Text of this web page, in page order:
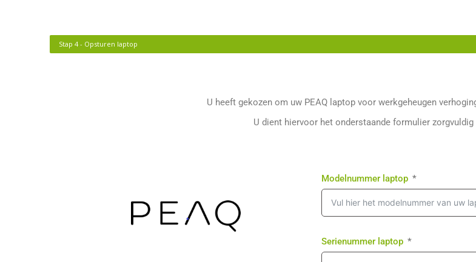
Stap 4 - Opsturen laptop
U heeft gekozen om uw PEAQ laptop voor werkgeheugen
U dient hiervoor het onderstaande formulier zorgvuldig
Modelnummer laptop
Serienummer laptop